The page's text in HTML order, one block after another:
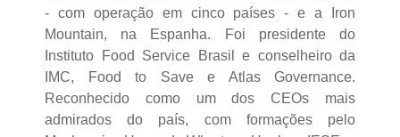
- com operação em cinco países - e a Iron
Mountain, na Espanha. Foi presidente do
Instituto Food Service Brasil e conselheiro da
IMC, Food to Save e Atlas Governance.
Reconhecido como um dos CEOs mais
admirados do país, com formações pelo